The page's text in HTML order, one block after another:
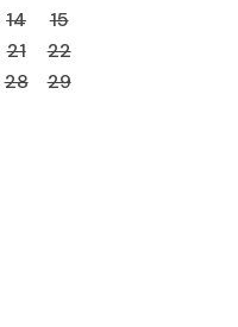
14
15
21
22
28
29